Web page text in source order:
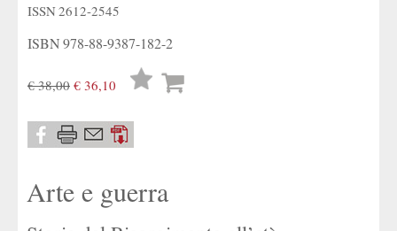
ISSN2612-2545
ISBN978-88-9387-182-2
€ 38,00 € 36,10
Lista
Arte e guerra